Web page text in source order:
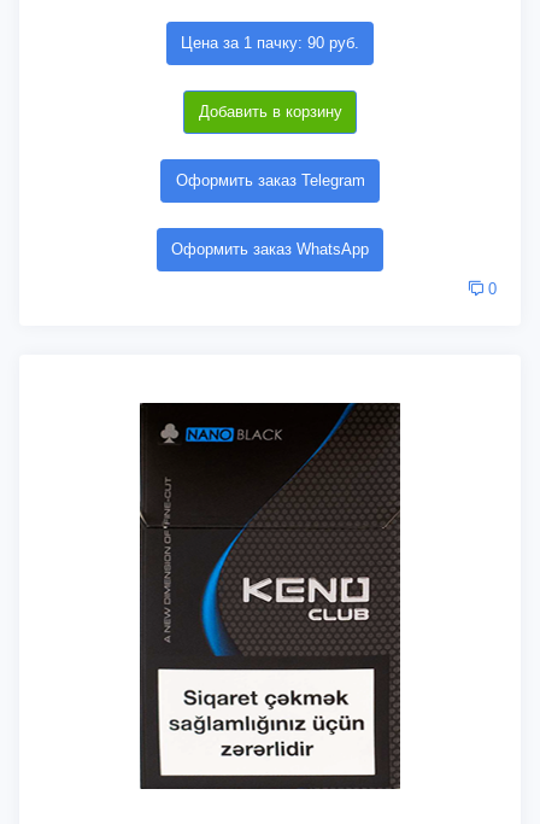
Цена за 1 пачку: 90 руб.
Добавить в корзину
Оформить заказ Telegram
Оформить заказ WhatsApp
0